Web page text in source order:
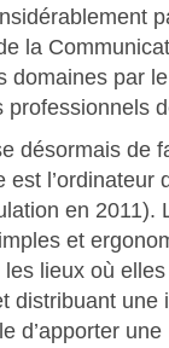
la
domaines par
professionnels
désormais de
l’ordinateur
en 2011).
et
lieux où
distribuant une
d’apporter